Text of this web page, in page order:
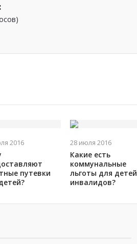
2016
путевки
28 июля 2016
Какие есть
коммунальные
льготы для детей
инвалидов?